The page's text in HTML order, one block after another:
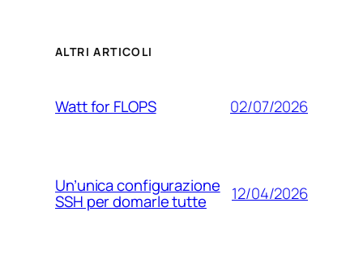
ALTRI ARTICOLI
Watt for FLOPS 02/07/2026
Un’unica configurazione
SSH per domarle tutte 12/04/2026